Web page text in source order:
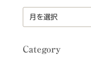
h
Category